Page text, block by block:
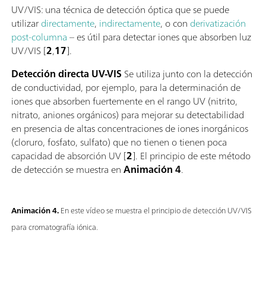
UV/VIS: una técnica de detección óptica que se puede
utilizardirectamente, indirectamente, o con derivatización
post-columna– es útil para detectar iones que absorben luz
UV/VIS [2,17].
Detección directa UV-VIS Se utiliza junto con la detección
de conductividad, por ejemplo, para la determinación de
iones que absorben fuertemente en el rango UV (nitrito,
nitrato, aniones orgánicos) para mejorar su detectabilidad
en presencia de altas concentraciones de iones inorgánicos
(cloruro, fosfato, sulfato) que no tienen o tienen poca
capacidad de absorción UV [2]. El principio de este método
de detección se muestra enAnimación 4.
Animación 4.En este vídeo se muestra el principio de detección UV/VIS
para cromatografía iónica.